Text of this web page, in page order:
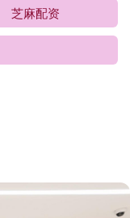
芝麻配资